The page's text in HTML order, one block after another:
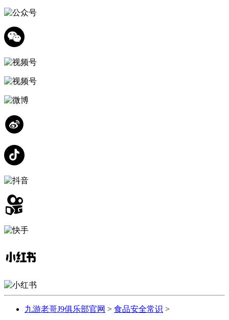
九游老哥J9俱乐部官网 > 食品安全常识 >